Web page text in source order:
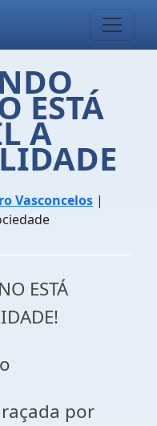
ESTÁ
A
Vasconcelos |
ESTÁ
por